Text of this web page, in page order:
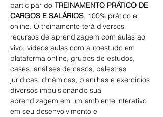
participar do TREINAMENTO PRÁTICO DE
CARGOS E SALÁRIOS, 100% prático e
online. O treinamento terá diversos
recursos de aprendizagem com aulas ao
vivo, vídeos aulas com autoestudo em
plataforma online, grupos de estudos,
cases, análises de casos, palestras
jurídicas, dinâmicas, planilhas e exercícios
diversos impulsionando sua
aprendizagem em um ambiente interativo
em seu desenvolvimento e